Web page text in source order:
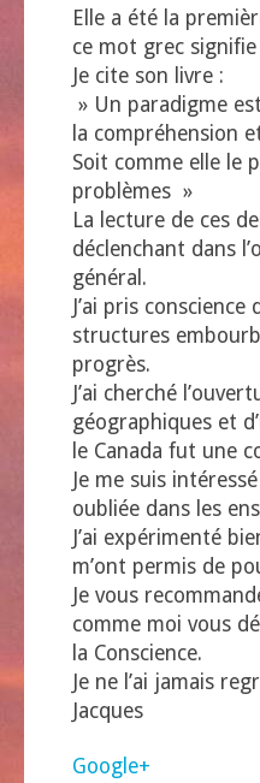
Elle a été la
ce mot grec signifie
Je cite son livre :
» Un paradigme
la compréhension
Soit comme elle le
problèmes »
La lecture de ces
déclenchant dans
général.
J’ai pris
structures
progrès.
J’ai cherché
géographiques et
le Canada fut une
Je me suis
oubliée dans les
J’ai expérimenté
m’ont permis de
Je vous
comme moi vous
la Conscience.
Je ne l’ai jamais
Jacques
Google+